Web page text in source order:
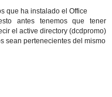
que ha instalado el Office
antes tenemos que tener
el active directory (dcdpromo)
sean pertenecientes del mismo